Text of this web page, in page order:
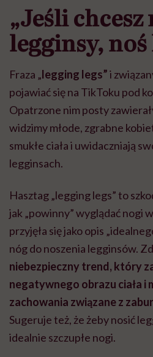
„Jeśli chcesz
legginsy,
Fraza „legging legs”i
pojawiać się na TikToku pod
Opatrzone nim posty
widzimy młode, zgrabne
smukłe ciała i uwidaczniają
legginsach.
Hasztag „legging legs” to
jak „powinny” wyglądać nogi
przyjęła się jako opis
nóg do noszenia legginsów.
niebezpieczny trend, który
negatywnego obrazu ciała i
zachowania związane z
Sugeruje też, że żeby nosić
idealnie szczupłe nogi.